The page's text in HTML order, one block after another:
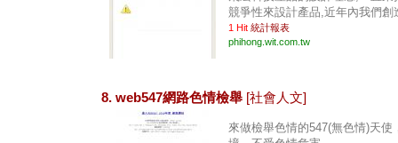
競爭性來設計產品,近年內我們創
1 Hit 統計報表
phihong.wit.com.tw
8. web547網路色情檢舉 [社會人文]
來做檢舉色情的547(無色情)天